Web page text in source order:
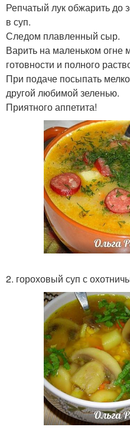
Репчатый лук обжарить до
в суп.
Следом плавленный сыр.
Варить на маленьком огне
готовности и полного
При подаче посыпать
другой любимой зеленью.
Приятного аппетита!
2. гороховый суп с